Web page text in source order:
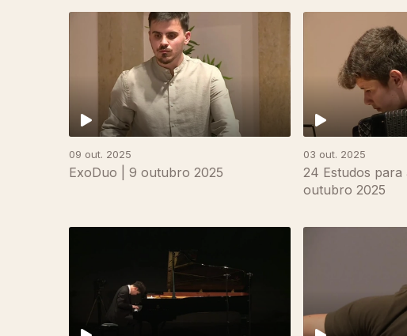
09 out. 2025
ExoDuo | 9 outubro 2025
03 out. 2025
24 Estudos
outubro 2025